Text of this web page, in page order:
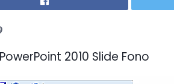
2010 Slide Fono